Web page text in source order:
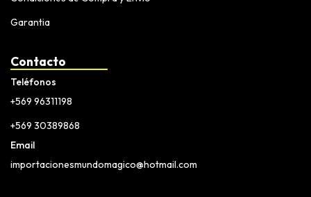
Garantia
Contacto
Teléfonos
+569 96311198
+569 30389868
Email
importacionesmundomagico@hotmail.com